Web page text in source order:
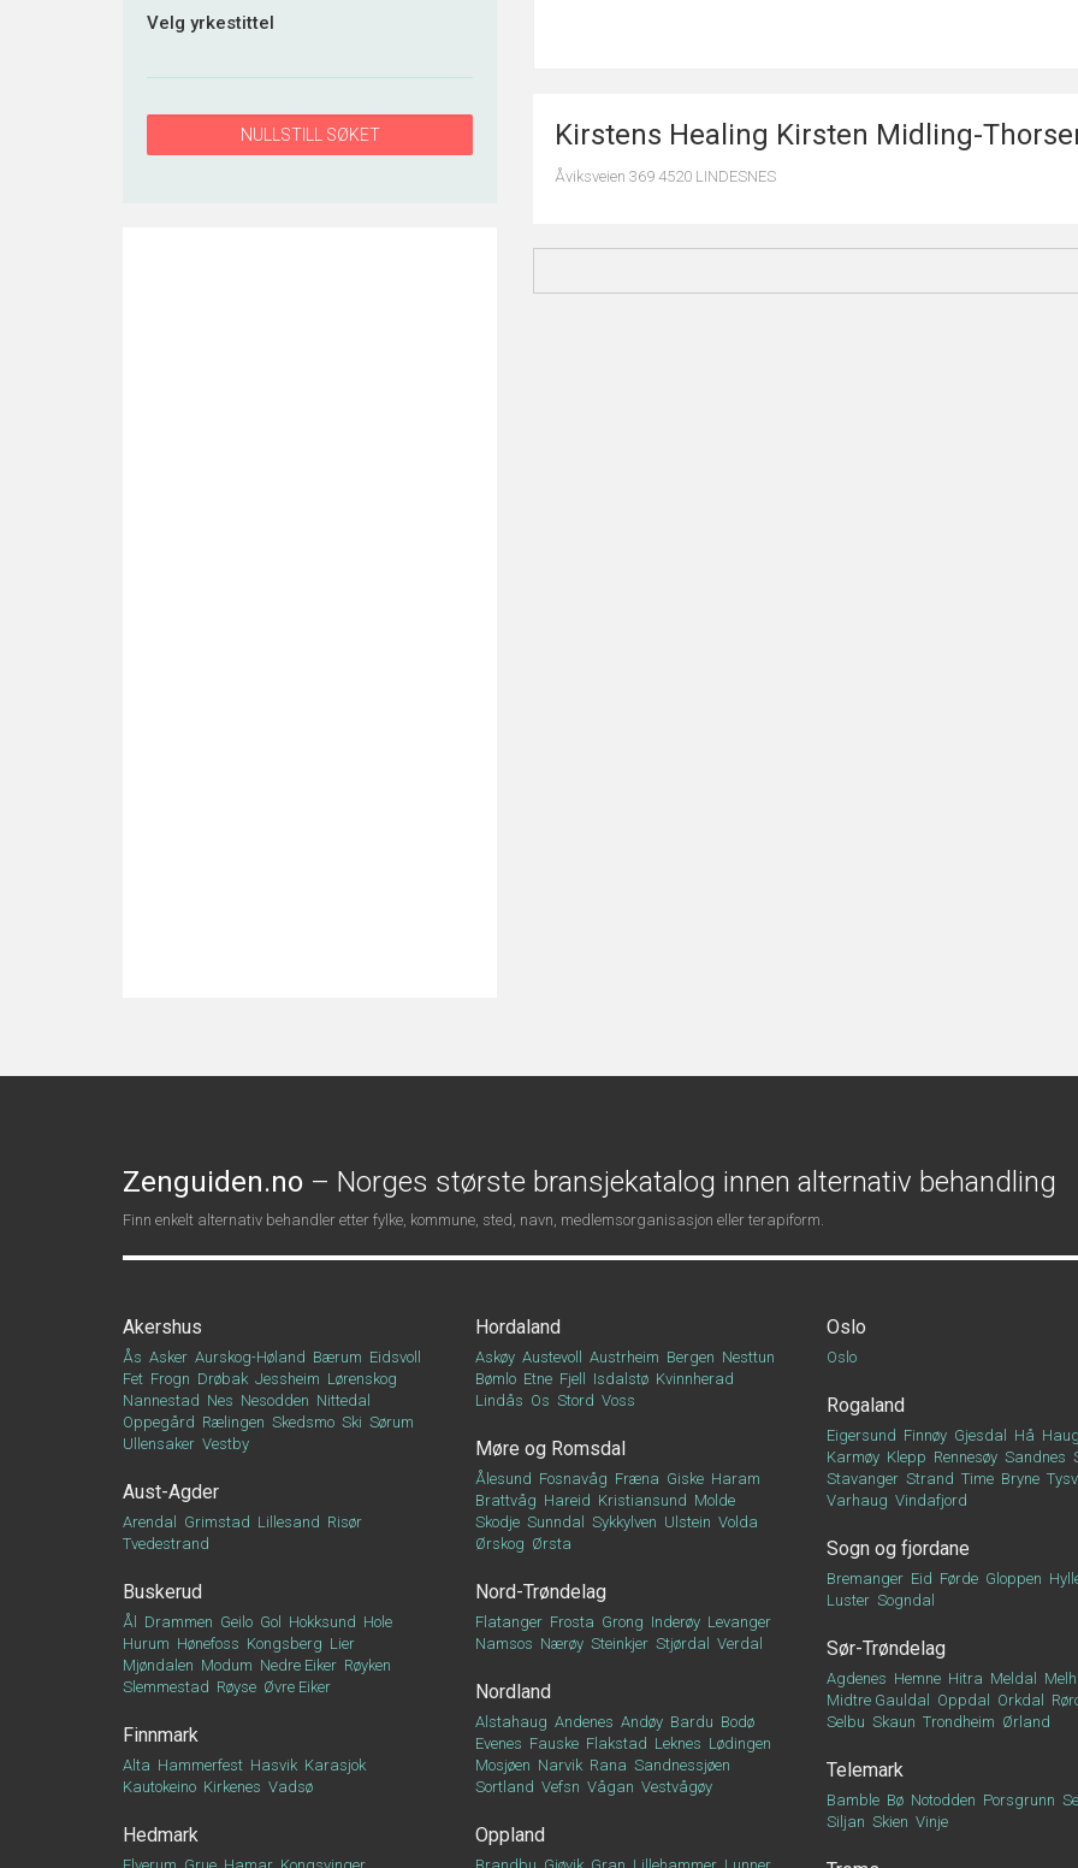
Velg yrkestittel
NULLSTILL SØKET Kirstens Healing Kirsten Midling-
Åviksveien 369 4520 LINDESNES
Zenguiden.no – Norges største bransjekatalog innen alternativ behandling
Finn enkelt alternativ behandler etter fylke, kommune, sted, navn, medlemsorganisasjon eller terapiform.
Akershus
Ås Asker Aurskog-Høland Bærum Eidsvoll
Fet Frogn Drøbak Jessheim Lørenskog
Nannestad Nes Nesodden Nittedal
Oppegård Rælingen Skedsmo Ski Sørum
Ullensaker Vestby
Aust-Agder
Arendal Grimstad Lillesand Risør
Tvedestrand
Buskerud
Ål Drammen Geilo Gol Hokksund Hole
Hurum Hønefoss Kongsberg Lier
Mjøndalen Modum Nedre Eiker Røyken
Slemmestad Røyse Øvre Eiker
Finnmark
Alta Hammerfest Hasvik Karasjok
Kautokeino Kirkenes Vadsø
Hedmark
Hordaland
Askøy Austevoll Austrheim Bergen Nesttun
Bømlo Etne Fjell Isdalstø Kvinnherad
Lindås Os Stord Voss
Møre og Romsdal
Ålesund Fosnavåg Fræna Giske Haram
Brattvåg Hareid Kristiansund Molde
Skodje Sunndal Sykkylven Ulstein Volda
Ørskog Ørsta
Nord-Trøndelag
Flatanger Frosta Grong Inderøy Levanger
Namsos Nærøy Steinkjer Stjørdal Verdal
Nordland
Alstahaug Andenes Andøy Bardu Bodø
Evenes Fauske Flakstad Leknes Lødingen
Mosjøen Narvik Rana Sandnessjøen
Sortland Vefsn Vågan Vestvågøy
Oppland
Oslo
Oslo
Rogaland
Eigersund Finnøy Gjesdal Hå
Karmøy Klepp Rennesøy Sandnes
Stavanger Strand Time Bryne
Varhaug Vindafjord
Sogn og fjordane
Bremanger Eid Førde Gloppen
Luster Sogndal
Sør-Trøndelag
Agdenes Hemne Hitra Meldal
Midtre Gauldal
Oppdal Orkdal
Selbu Skaun Trondheim Ørland
Telemark
Bamble Bø Notodden Porsgrunn
Siljan Skien Vinje